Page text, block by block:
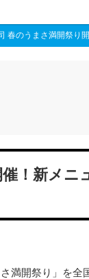
春のうまさ満開祭り
！新メニ
満開祭り」を全